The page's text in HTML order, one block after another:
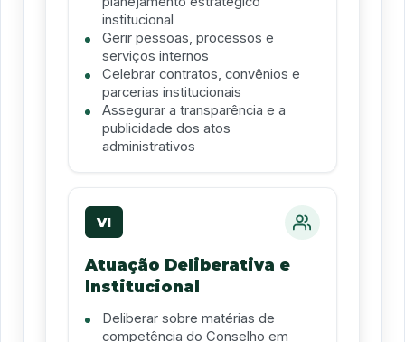
institucional
Gerir pessoas, processos e
serviços internos
Celebrar contratos, convênios e
parcerias institucionais
Assegurar a transparência e a
publicidade dos atos
administrativos
VI
Atuação Deliberativa e
Institucional
Deliberar sobre matérias de
competência do Conselho em